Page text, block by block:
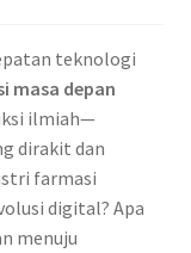
teknologi
masa depan
ilmiah—
dirakit dan
farmasi
digital? Apa
menuju